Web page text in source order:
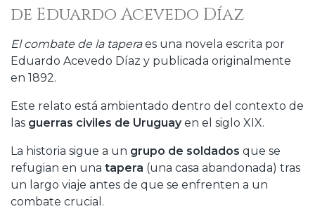
de Eduardo Acevedo Díaz
El combate de la taperaes una novela escrita por
Eduardo Acevedo Díaz y publicada originalmente
en 1892.
Este relato está ambientado dentro del contexto de
las guerras civiles de Uruguayen el siglo XIX.
La historia sigue a un grupo de soldados que se
refugian en una tapera (una casa abandonada) tras
un largo viaje antes de que se enfrenten a un
combate crucial.